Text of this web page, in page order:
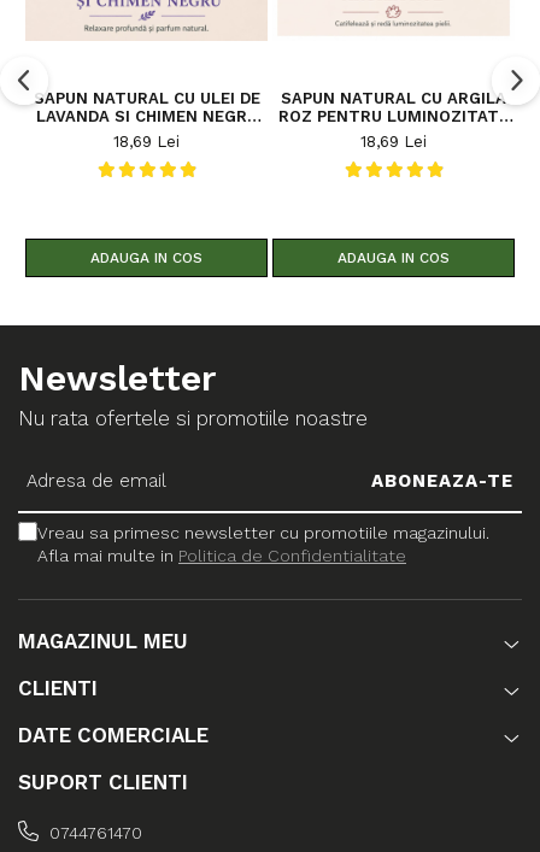
SAPUN NATURAL CU ULEI DE
LAVANDA SI CHIMEN NEGRU
RELAXARE & ANTI-
STRES100G
18,69 Lei
ADAUGA IN COS
SAPUN NATURAL CU ARGILA
ROZ PENTRU LUMINOZITATE
100 G
18,69 Lei
ADAUGA IN COS
Newsletter
Nu rata ofertele si promotiile noastre
Vreau sa primesc newsletter cu promotiile magazinului.
Afla mai multe in Politica de Confidentialitate
MAGAZINUL MEU
CLIENTI
DATE COMERCIALE
SUPORT CLIENTI
0744761470